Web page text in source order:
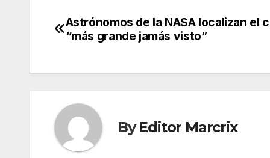
Post
Astrónomos de la NASA localizan el
“más grande jamás visto”
ByEditor Marcrix